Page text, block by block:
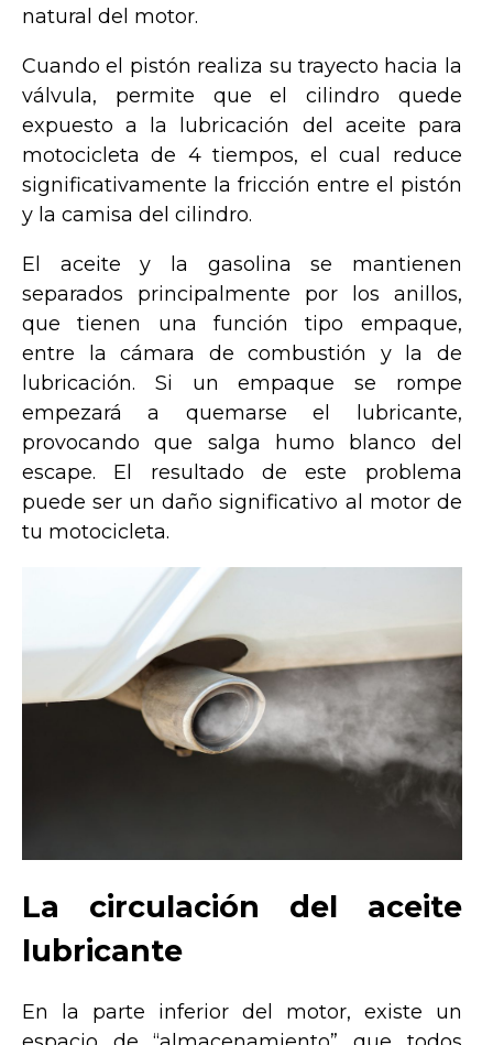
natural del motor.
Cuando el pistón realiza su trayecto hacia la
válvula, permite que el cilindro quede
expuesto a la lubricación del aceite para
motocicleta de 4 tiempos, el cual reduce
significativamente la fricción entre el pistón
y la camisa del cilindro.
El aceite y la gasolina se mantienen
separados principalmente por los anillos,
que tienen una función tipo empaque,
entre la cámara de combustión y la de
lubricación. Si un empaque se rompe
empezará a quemarse el lubricante,
provocando que salga humo blanco del
escape. El resultado de este problema
puede ser un daño significativo al motor de
tu motocicleta.
La circulación del aceite
lubricante
En la parte inferior del motor, existe un